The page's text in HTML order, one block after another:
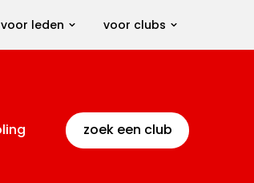
voor leden voor clubs
zoek een club